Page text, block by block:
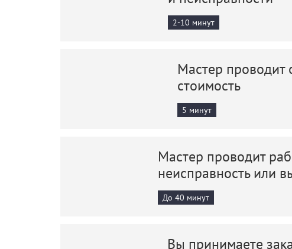
2-10 минут
Мастер проводит
стоимость
5 минут
Мастер проводит
неисправность или
До 40 минут
Вы принимаете